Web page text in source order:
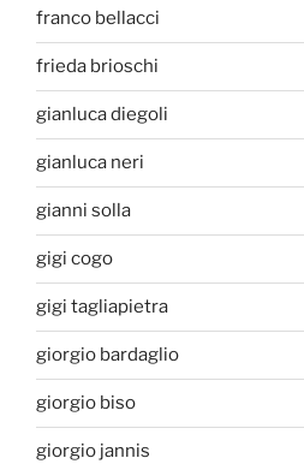
franco bellacci
frieda brioschi
gianluca diegoli
gianluca neri
gianni solla
gigi cogo
gigi tagliapietra
giorgio bardaglio
giorgio biso
giorgio jannis